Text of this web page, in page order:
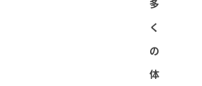
多
く
の
体